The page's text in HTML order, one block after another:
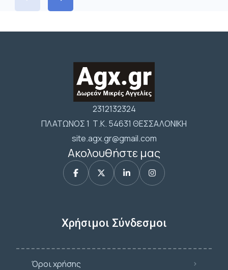
2312132324
ΠΛΑΤΩΝΟΣ 1 Τ.Κ. 54631 ΘΕΣΣΑΛΟΝΙΚΗ
site.agx.gr@gmail.com
Ακολουθήστε μας
Χρήσιμοι Σύνδεσμοι
Όροι χρήσης